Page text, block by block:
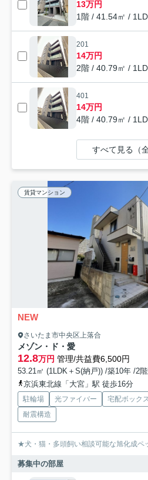
13万円
1階 / 41.54㎡ /
201
14万円
2階 / 40.79㎡ /
401
14万円
4階 / 40.79㎡ /
すべて見る（
賃貸マンション
NEW
さいたま市中央区上落合
メゾン・ド・愛
12.8万円 管理/共益費6,500円
53.21㎡ (1LDK＋S(納戸)) /築10年 /2
京浜東北線「大宮」駅 徒歩16分
駐輪場 光ファイバー 宅配ボックス
耐震構造
★犬・猫・多頭飼い相談可能な旭化成
募集中の部屋